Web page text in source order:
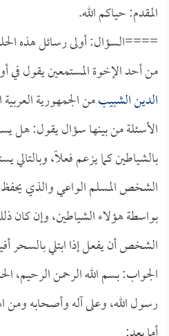
المقدم: حياكم الله.
====السؤال: أولى رسائل هذه
من أحد الإخوة المستمعين يقول في
الدين الشبيبمن الجمهورية
الأسئلة من بينها سؤال يقول: هل
بالشياطين كما يزعم فعلاً، وبالتالي
الشخص المسلم الواعي والذي يحفظ
بواسطة هؤلاء الشياطين، وإن كان
الشخص أن يفعل إذا ابتلي بالسحر
الجواب: بسم الله الرحمن الرحيم،
رسول الله، وعلى آله وأصحابه ومن